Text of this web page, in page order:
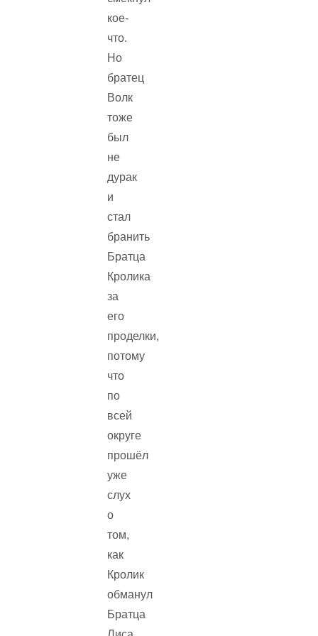
кое-
что.
Но
братец
Волк
тоже
был
не
дурак
и
стал
бранить
Братца
Кролика
за
его
проделки,
потому
что
по
всей
округе
прошёл
уже
слух
о
том,
как
Кролик
обманул
Братца